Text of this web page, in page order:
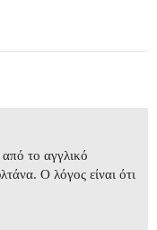
το αγγλικό
Ο λόγος είναι ότι